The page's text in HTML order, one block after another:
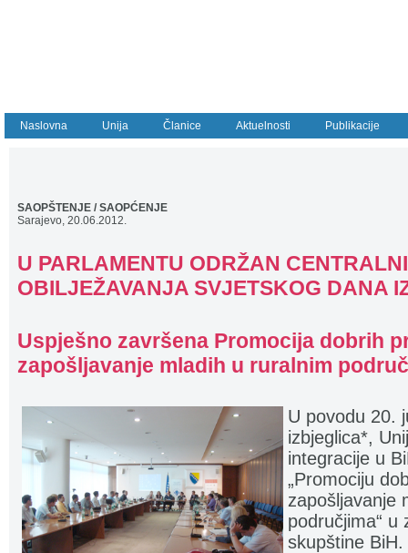
Naslovna Unija Članice Aktuelnosti Publikacije
SAOPŠTENJE / SAOPĆENJE
Sarajevo, 20.06.2012.
U PARLAMENTU ODRŽAN
OBILJEŽAVANJA SVJETSKOG DANA
Uspješno završena Promocija dobrih
zapošljavanje mladih u ruralnim
U povodu 20.
izbjeglica*,
integracije u
„Promociju
zapošljavanje
područjima“ u
skupštine BiH.